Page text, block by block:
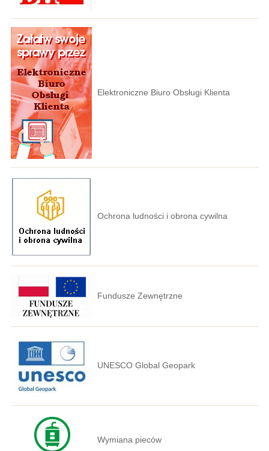
Elektroniczne Biuro Obsługi Klienta
Ochrona ludności i obrona cywilna
Fundusze Zewnętrzne
UNESCO Global Geopark
Wymiana pieców